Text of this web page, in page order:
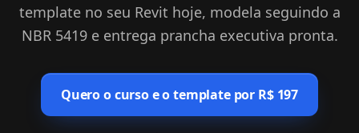
template no seu Revit hoje, modela seguindo a
NBR 5419 e entrega prancha executiva pronta.
Quero o curso e o template por R$ 197